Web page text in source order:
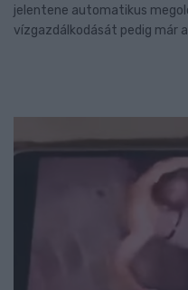
jelentene automatikus
vízgazdálkodását pedig már